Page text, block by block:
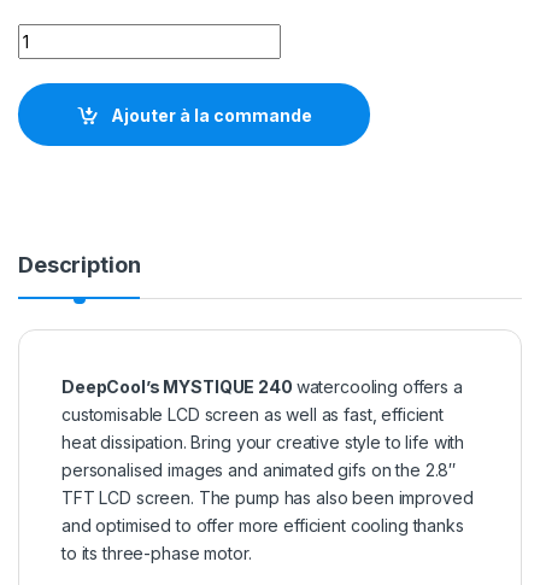
DeepCool MYSTIQUE 240 ARGB BLACK quantity
Ajouter à la commande
Description
DeepCool’s MYSTIQUE 240 watercooling offers a
customisable LCD screen as well as fast, efficient
heat dissipation. Bring your creative style to life with
personalised images and animated gifs on the 2.8″
TFT LCD screen. The pump has also been improved
and optimised to offer more efficient cooling thanks
to its three-phase motor.